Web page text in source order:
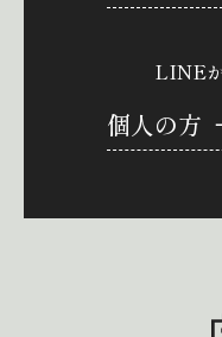
LINE
個人の方